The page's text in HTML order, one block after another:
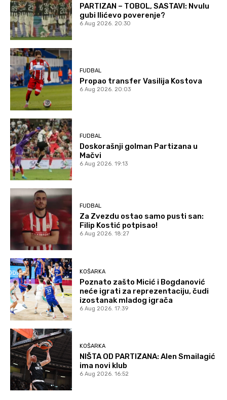
PARTIZAN – TOBOL, SASTAVI: Nvulu
gubi Ilićevo poverenje?
6 Aug 2026. 20:30
FUDBAL
Propao transfer Vasilija Kostova
6 Aug 2026. 20:03
FUDBAL
Doskorašnji golman Partizana u
Mačvi
6 Aug 2026. 19:13
FUDBAL
Za Zvezdu ostao samo pusti san:
Filip Kostić potpisao!
6 Aug 2026. 18:27
KOŠARKA
Poznato zašto Micić i Bogdanović
neće igrati za reprezentaciju, čudi
izostanak mladog igrača
6 Aug 2026. 17:39
KOŠARKA
NIŠTA OD PARTIZANA: Alen Smailagić
ima novi klub
6 Aug 2026. 16:52